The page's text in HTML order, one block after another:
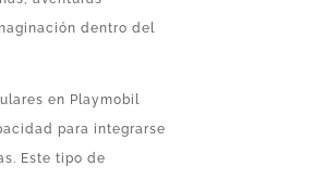
dentro del
en Playmobil
para integrarse
Este tipo de